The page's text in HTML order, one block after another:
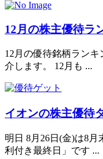
12月の株主優待ラ
12月の優待銘柄ラン
介します。 12月も ...
イオンの株主優待
明日 8月26日(金)は8
利付き最終日」です ...